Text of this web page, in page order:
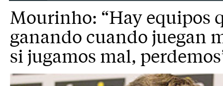
Mourinho: “Hay equipos
ganando cuando juegan
si jugamos mal,